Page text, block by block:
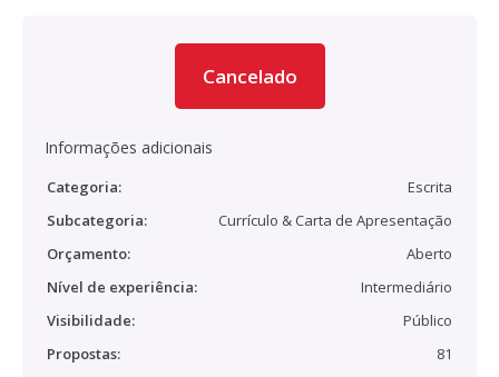
Cancelado
Informações adicionais
Categoria:
Escrita
Subcategoria:
Currículo & Carta de Apresentação
Orçamento:
Aberto
Nível de experiência:
Intermediário
Visibilidade:
Público
Propostas:
81